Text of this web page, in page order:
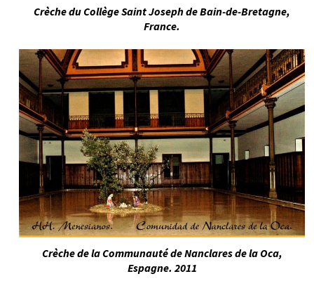
Crèche du Collège Saint Joseph de Bain-de-Bretagne,
France.
Crèche de la Communauté de Nanclares de la Oca,
Espagne. 2011